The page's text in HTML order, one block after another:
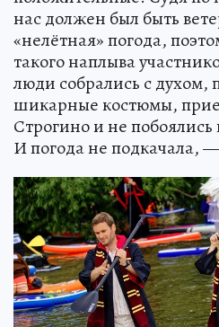
нас должен был быть
«нелётная» погода,
такого наплыва
люди собрались с духом,
шикарные костюмы,
Строгино и не
И погода не подкачала,